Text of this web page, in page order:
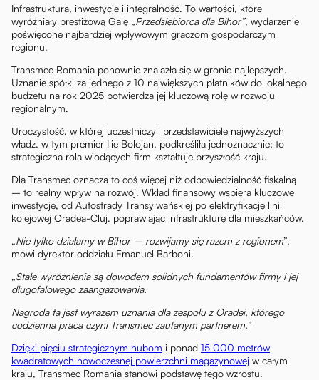
Infrastruktura, inwestycje i integralność. To wartości, które
wyróżniały prestiżową Galę „Przedsiębiorca dla Bihor”, wydarzenie
poświęcone najbardziej wpływowym graczom gospodarczym
regionu.
Transmec Romania ponownie znalazła się w gronie najlepszych.
Uznanie spółki za jednego z 10 największych płatników do lokalnego
budżetu na rok 2025 potwierdza jej kluczową rolę w rozwoju
regionalnym.
Uroczystość, w której uczestniczyli przedstawiciele najwyższych
władz, w tym premier Ilie Bolojan, podkreśliła jednoznacznie: to
strategiczna rola wiodących firm kształtuje przyszłość kraju.
Dla Transmec oznacza to coś więcej niż odpowiedzialność fiskalną
– to realny wpływ na rozwój. Wkład finansowy wspiera kluczowe
inwestycje, od Autostrady Transylwańskiej po elektryfikację linii
kolejowej Oradea-Cluj, poprawiając infrastrukturę dla mieszkańców.
„Nie tylko działamy w Bihor – rozwijamy się razem z regionem”,
mówi dyrektor oddziału Emanuel Barboni.
„Stałe wyróżnienia są dowodem solidnych fundamentów firmy i jej
długofalowego zaangażowania.
Nagroda ta jest wyrazem uznania dla zespołu z Oradei, którego
codzienna praca czyni Transmec zaufanym partnerem.”
Dzięki pięciu strategicznym hubom i ponad 15 000 metrów
kwadratowych nowoczesnej powierzchni magazynowej w całym
kraju, Transmec Romania stanowi podstawę tego wzrostu.